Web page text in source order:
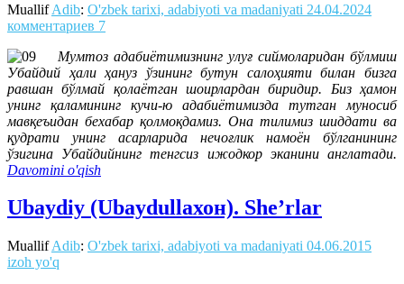
MuallifAdib: O'zbek tarixi, adabiyoti va madaniyati 24.04.2024
комментариев 7
Мумтоз адабиётимизнинг улуғ сиймоларидан бўлмиш
Убайдий ҳали ҳануз ўзининг бутун салоҳияти билан бизга
равшан бўлмай қолаётган шоирлардан биридир. Биз ҳамон
унинг қаламининг кучи-ю адабиётимизда тутган муносиб
мавқеъидан бехабар қолмоқдамиз. Она тилимиз шиддати ва
қудрати унинг асарларида нечоғлик намоён бўлганининг
ўзигина Убайдийнинг тенгсиз ижодкор эканини англатади.
Davomini o'qish
Ubaydiy (Ubaydullaхон). She’rlar
MuallifAdib: O'zbek tarixi, adabiyoti va madaniyati 04.06.2015
izoh yo'q